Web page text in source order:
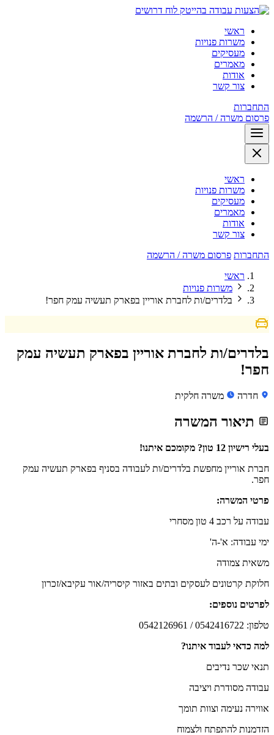
לוח דרושים
ראשי
משרות פנויות
מעסיקים
מאמרים
אודות
צור קשר
התחברות
פרסום משרה / הרשמה
ראשי
משרות פנויות
מעסיקים
מאמרים
אודות
צור קשר
התחברות פרסום משרה / הרשמה
ראשי
משרות פנויות
בלדרים/ות לחברת אוריין בפארק תעשיה עמק חפר!
בלדרים/ות לחברת אוריין בפארק תעשיה עמק
חפר!
חדרה משרה חלקית
תיאור המשרה
בעלי רישיון 12 טון? מקומכם איתנו!
חברת אוריין מחפשת בלדרים/ות לעבודה בסניף בפארק תעשיה עמק
חפר.
פרטי המשרה:
עבודה על רכב 4 טון מסחרי
ימי עבודה: א'-ה'
משאית צמודה
חלוקת קרטונים לעסקים ובתים באזור קיסריה/אור עקיבא/זכרון
לפרטים נוספים:
טלפון: 0542416722 / 0542126961
למה כדאי לעבוד איתנו?
תנאי שכר נדיבים
עבודה מסודרת ויציבה
אווירה נעימה וצוות תומך
הזדמנות להתפתח ולצמוח